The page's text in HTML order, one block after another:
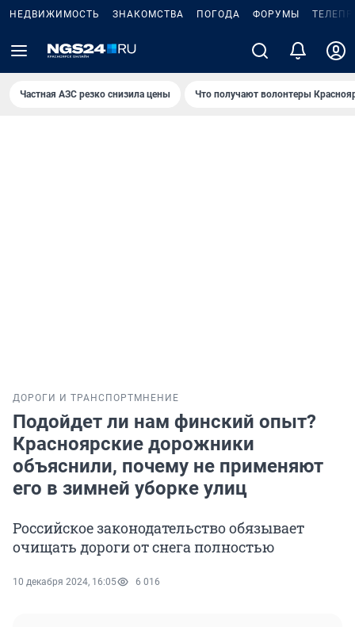
НЕДВИЖИМОСТЬ ЗНАКОМСТВА ПОГОДА ФОРУМЫ
Частная АЗС резко снизила цены Что получают волонтеры
ДОРОГИ И ТРАНСПОРТ МНЕНИЕ
Подойдет ли нам финский опыт?
Красноярские дорожники
объяснили, почему не применяют
его в зимней уборке улиц
Российское законодательство обязывает
очищать дороги от снега полностью
10 декабря 2024, 16:05 6 016